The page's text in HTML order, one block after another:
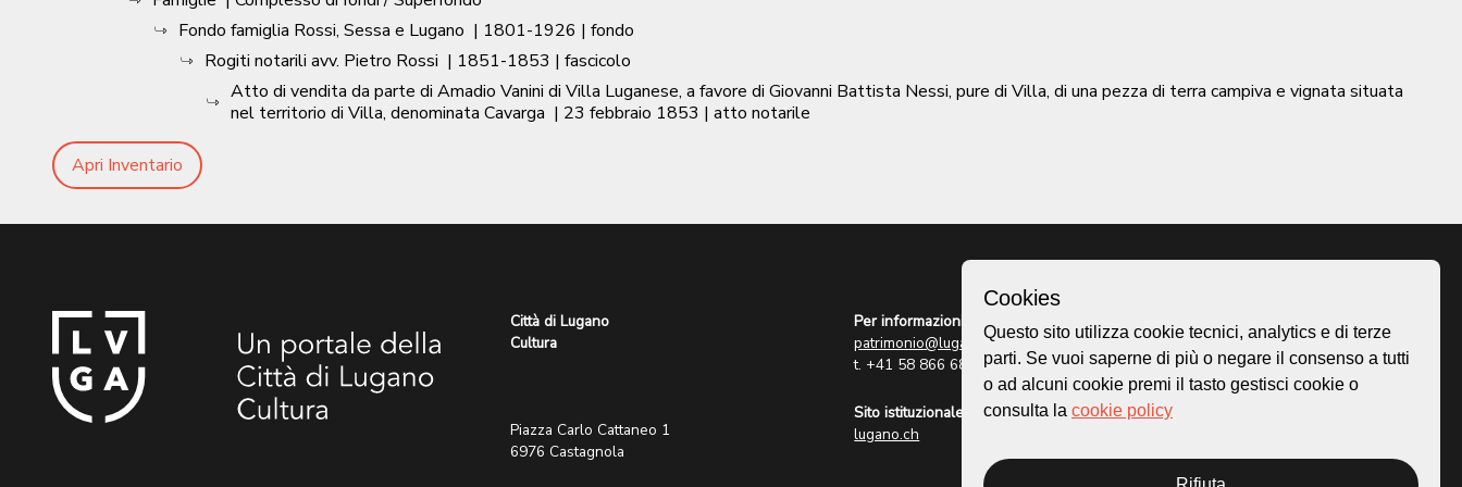
Fondo famiglia Rossi, Sessa e Lugano | 1801-1926 | fondo
Rogiti notarili avv. Pietro Rossi | 1851-1853 | fascicolo
Atto di vendita da parte di Amadio Vanini di Villa Luganese, a favore di Giovanni Battista Nessi, pure di Villa, di una pezza di terra campiva e vignata situata
nel territorio di Villa, denominata Cavarga | 23 febbraio 1853 | atto notarile
Apri Inventario
Città di Lugano
Cultura
Piazza Carlo Cattaneo 1
6976 Castagnola
Per informazioni:
patrimonio@lugano.ch
t. +41 58 866 68 50
Sito istituzionale:
lugano.ch
Homepage
Mappa
Storie
Cookies
Questo sito utilizza cookie tecnici, analytics e di terze
parti. Se vuoi saperne di più o negare il consenso a tutti
o ad alcuni cookie premi il tasto gestisci cookie o
consulta la cookie policy